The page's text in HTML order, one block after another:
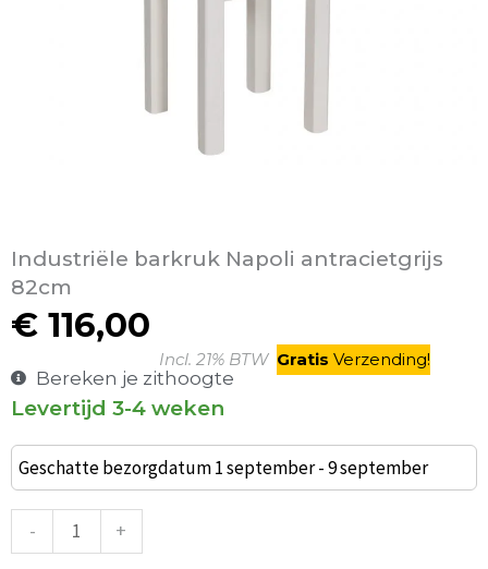
Industriële barkruk Napoli antracietgrijs
82cm
€ 116,00
Incl. 21% BTW Gratis Verzending!
Bereken je zithoogte
Levertijd 3-4 weken
Geschatte bezorgdatum 1 september - 9 september
-
Arie
wit
+